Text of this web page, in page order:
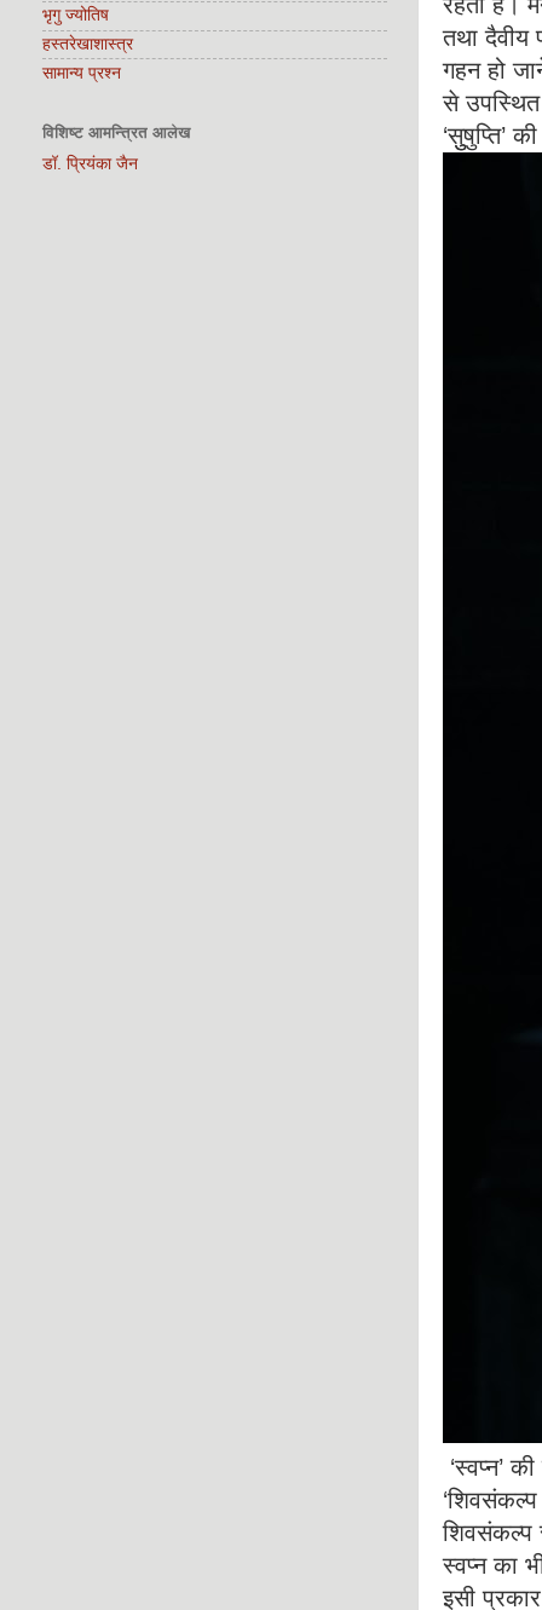
तथा दैवीय
गहन हो
से उपस्थित
‘सुुषुप्ति’
‘स्वप्न’
‘शिवसंकल्प
शिवसंकल्प
स्वप्न का
इसी
भृगु ज्योतिष
हस्तरेखाशास्त्र
सामान्य प्रश्न
विशिष्ट आमन्त्रित आलेख
डॉ. प्रियंका जैन